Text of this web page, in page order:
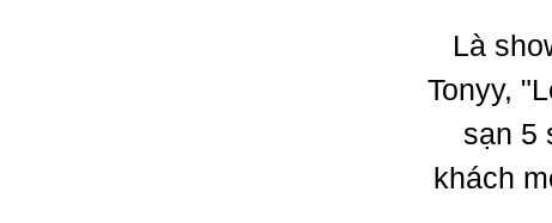
Là
Tonyy,
sạn 5
khách